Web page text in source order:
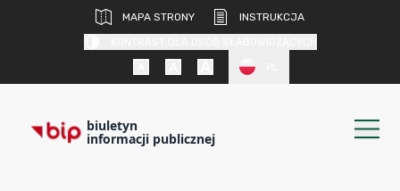
MAPA STRONY
INSTRUKCJA
biuletyn
informacji publicznej